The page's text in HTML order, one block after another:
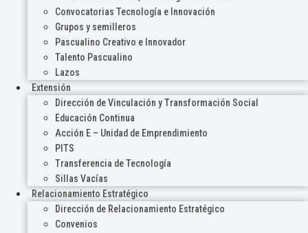
Convocatorias Tecnología e Innovación
Grupos y semilleros
Pascualino Creativo e Innovador
Talento Pascualino
Lazos
Extensión
Dirección de Vinculación y Transformación Social
Educación Continua
Acción E – Unidad de Emprendimiento
PITS
Transferencia de Tecnología
Sillas Vacías
Relacionamiento Estratégico
Dirección de Relacionamiento Estratégico
Convenios